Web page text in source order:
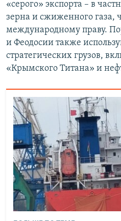
«серого» экспорта – в
зерна и сжиженного газа,
международному праву.
и Феодосии также
стратегических грузов,
«Крымского Титана» и